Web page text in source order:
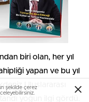
biri olan, her yıl
yapan ve bu yıl
Uluslararası
yoğun ilgi gördü.
şekilde çerez